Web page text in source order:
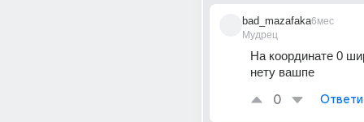
bad_mazafaka
Мудрец
6мес
На координате 0
нету вашпе
0